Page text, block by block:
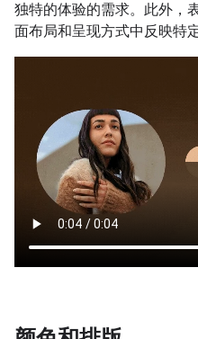
独特的体验的需求。此外，
面布局和呈现方式中反映特